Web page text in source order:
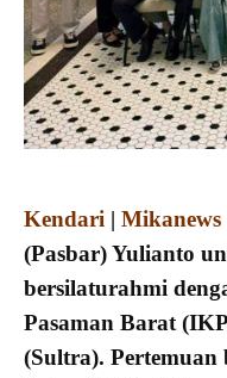
Kendari | Mikanews
(Pasbar) Yulianto
bersilaturahmi
Pasaman Barat
(Sultra).